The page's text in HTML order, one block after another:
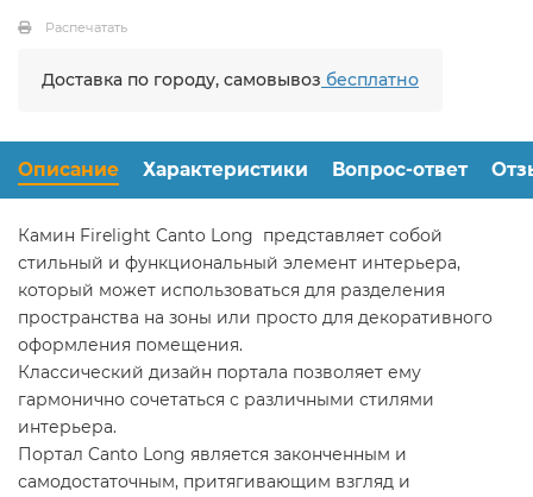
Распечатать
Доставка по городу, самовывоз бесплатно
Описание Характеристики Вопрос-ответ
Камин Firelight Canto Long представляет собой
стильный и функциональный элемент интерьера,
который может использоваться для разделения
пространства на зоны или просто для декоративного
оформления помещения.
Классический дизайн портала позволяет ему
гармонично сочетаться с различными стилями
интерьера.
Портал Canto Long является законченным и
самодостаточным, притягивающим взгляд и